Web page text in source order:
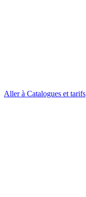
Aller à Catalogues et tarifs